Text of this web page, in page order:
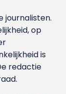
journalisten.
op
is
redactie